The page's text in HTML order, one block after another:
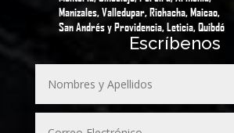
Manizales, Valledupar, Riohacha, Maicao,
San Andrés y Providencia, Leticia, Quibdó
Escríbenos